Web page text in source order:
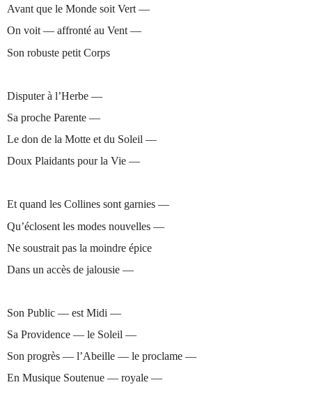
Avant que le Monde soit Vert —
On voit — affronté au Vent —
Son robuste petit Corps
Disputer à l’Herbe —
Sa proche Parente —
Le don de la Motte et du Soleil —
Doux Plaidants pour la Vie —
Et quand les Collines sont garnies —
Qu’éclosent les modes nouvelles —
Ne soustrait pas la moindre épice
Dans un accès de jalousie —
Son Public — est Midi —
Sa Providence — le Soleil —
Son progrès — l’Abeille — le proclame —
En Musique Soutenue — royale —